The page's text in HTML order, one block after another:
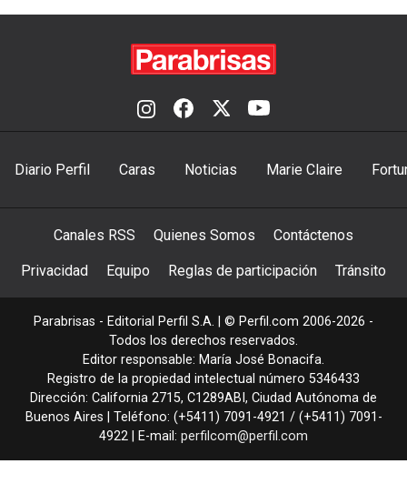
Diario Perfil Caras Noticias Marie Claire
Canales RSS Quienes Somos Contáctenos
Privacidad Equipo Reglas de participación Tránsito
Parabrisas - Editorial Perfil S.A. | © Perfil.com 2006-2026 -
Todos los derechos reservados.
Editor responsable: María José Bonacifa.
Registro de la propiedad intelectual número 5346433
Dirección: California 2715, C1289ABI , Ciudad Autónoma de
Buenos Aires | Teléfono: (+5411) 7091-4921 / (+5411) 7091-
4922 | E-mail: perfilcom@perfil.com